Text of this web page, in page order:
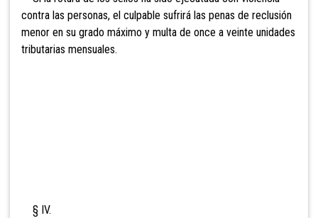
contra las personas, el culpable sufrirá las penas de reclusión
menor en su grado máximo y multa de once a veinte unidades
tributarias mensuales.
§ IV.